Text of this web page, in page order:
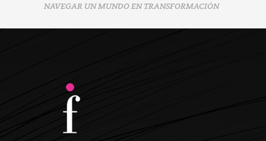
NAVEGAR UN MUNDO EN TRANSFORMACIÓN